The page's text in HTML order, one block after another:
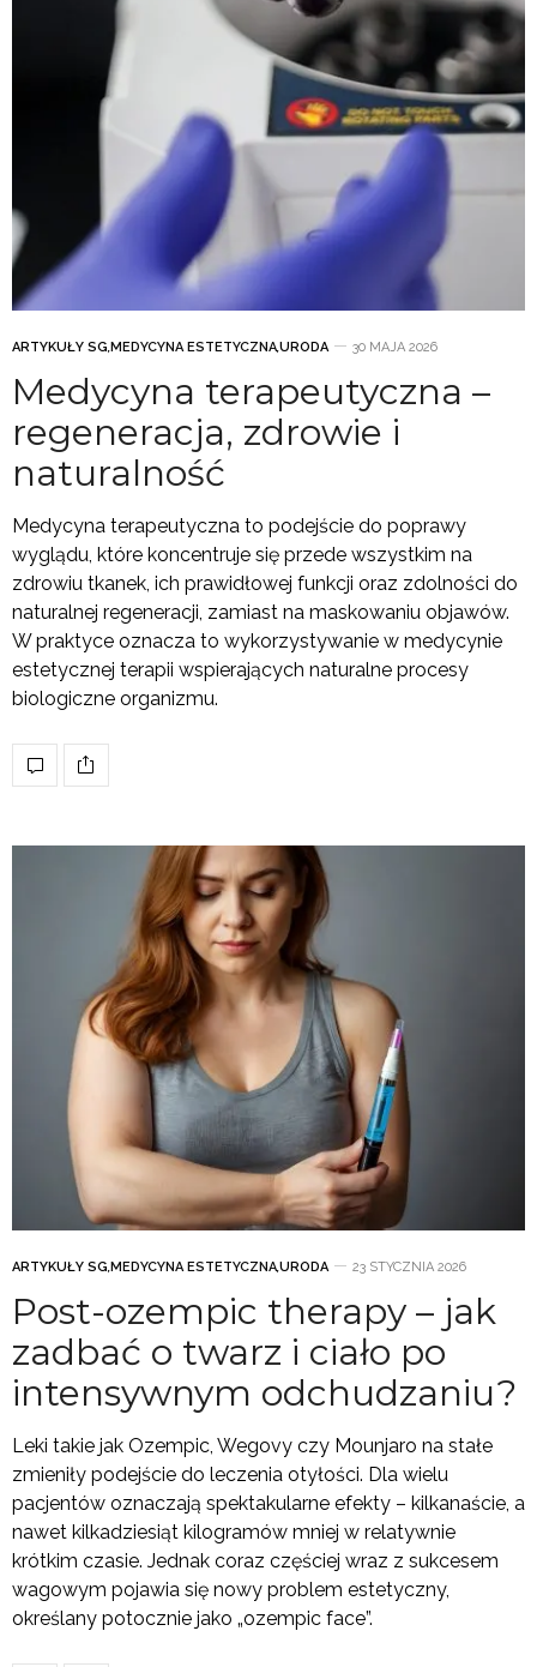
ARTYKUŁY SG,MEDYCYNA ESTETYCZNA,URODA 30 MAJA 2026
Medycyna terapeutyczna –
regeneracja, zdrowie i
naturalność
Medycyna terapeutyczna to podejście do poprawy
wyglądu, które koncentruje się przede wszystkim na
zdrowiu tkanek, ich prawidłowej funkcji oraz zdolności do
naturalnej regeneracji, zamiast na maskowaniu objawów.
W praktyce oznacza to wykorzystywanie w medycynie
estetycznej terapii wspierających naturalne procesy
biologiczne organizmu.
ARTYKUŁY SG,MEDYCYNA ESTETYCZNA,URODA 23 STYCZNIA 2026
Post-ozempic therapy – jak
zadbać o twarz i ciało po
intensywnym odchudzaniu?
Leki takie jak Ozempic, Wegovy czy Mounjaro na stałe
zmieniły podejście do leczenia otyłości. Dla wielu
pacjentów oznaczają spektakularne efekty – kilkanaście, a
nawet kilkadziesiąt kilogramów mniej w relatywnie
krótkim czasie. Jednak coraz częściej wraz z sukcesem
wagowym pojawia się nowy problem estetyczny,
określany potocznie jako „ozempic face”.